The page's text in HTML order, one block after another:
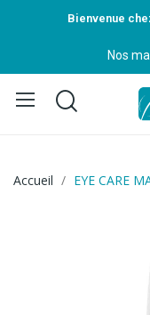
Bienvenue
Nos
Accueil EYE CARE